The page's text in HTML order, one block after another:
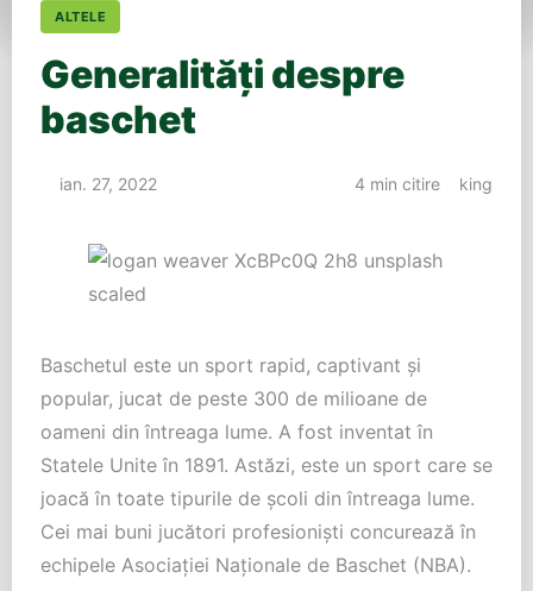
ALTELE
Generalități despre
baschet
ian. 27, 2022 4 min citire king
Baschetul este un sport rapid, captivant și
popular, jucat de peste 300 de milioane de
oameni din întreaga lume. A fost inventat în
Statele Unite în 1891. Astăzi, este un sport care se
joacă în toate tipurile de școli din întreaga lume.
Cei mai buni jucători profesioniști concurează în
echipele Asociației Naționale de Baschet (NBA).